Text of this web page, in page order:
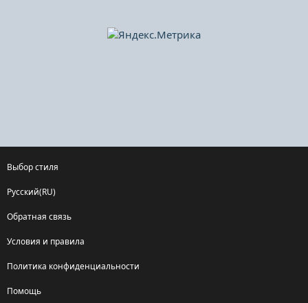
Выбор стиля
Русский(RU)
Обратная связь
Условия и правила
Политика конфиденциальности
Помощь